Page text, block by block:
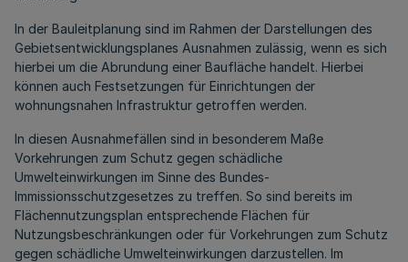
In der Bauleitplanung sind im Rahmen der Darstellungen des
Gebietsentwicklungsplanes Ausnahmen zulässig, wenn es sich
hierbei um die Abrundung einer Baufläche handelt. Hierbei
können auch Festsetzungen für Einrichtungen der
wohnungsnahen Infrastruktur getroffen werden.
In diesen Ausnahmefällen sind in besonderem Maße
Vorkehrungen zum Schutz gegen schädliche
Umwelteinwirkungen im Sinne des Bundes-
Immissionsschutzgesetzes zu treffen. So sind bereits im
Flächennutzungsplan entsprechende Flächen für
Nutzungsbeschränkungen oder für Vorkehrungen zum Schutz
gegen schädliche Umwelteinwirkungen darzustellen. Im